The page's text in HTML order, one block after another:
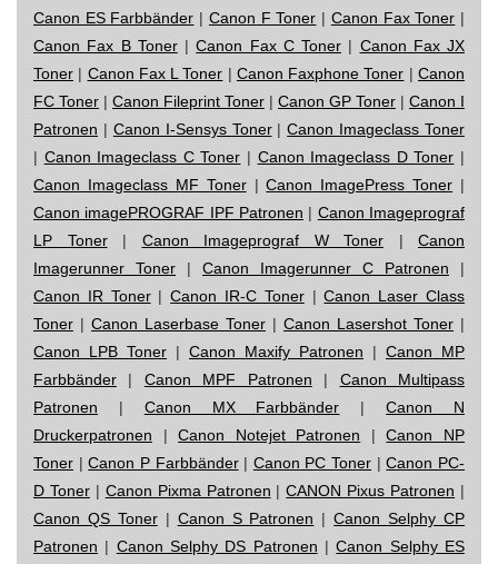
Canon ES Farbbänder | Canon F Toner | Canon Fax Toner |
Canon Fax B Toner|Canon Fax C Toner | Canon Fax JX
Toner | Canon Fax L Toner | Canon Faxphone Toner |Canon
FC Toner | Canon Fileprint Toner | Canon GP Toner | Canon I
Patronen | Canon I-Sensys Toner|Canon Imageclass Toner
| Canon Imageclass C Toner | Canon Imageclass D Toner |
Canon Imageclass MF Toner|Canon ImagePress Toner |
Canon imagePROGRAF IPF Patronen | Canon Imageprograf
LP Toner| Canon Imageprograf W Toner | Canon
Imagerunner Toner | Canon Imagerunner C Patronen |
Canon IR Toner|Canon IR-C Toner|Canon Laser Class
Toner | Canon Laserbase Toner | Canon Lasershot Toner |
Canon LPB Toner | Canon Maxify Patronen | Canon MP
Farbbänder | Canon MPF Patronen | Canon Multipass
Patronen | Canon MX Farbbänder |Canon N
Druckerpatronen |Canon Notejet Patronen |Canon NP
Toner |Canon P Farbbänder| Canon PC Toner |Canon PC-
D Toner| Canon Pixma Patronen |CANON Pixus Patronen |
Canon QS Toner| Canon S Patronen |Canon Selphy CP
Patronen | Canon Selphy DS Patronen |Canon Selphy ES